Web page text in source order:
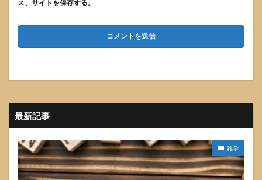
ス、サイトを保存する。
最新記事
雑学